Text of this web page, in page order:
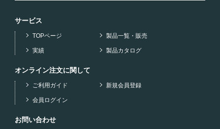
サービス
TOPページ 製品一覧・販売
実績 製品カタログ
オンライン注文に関して
ご利用ガイド 新規会員登録
会員ログイン
お問い合わせ